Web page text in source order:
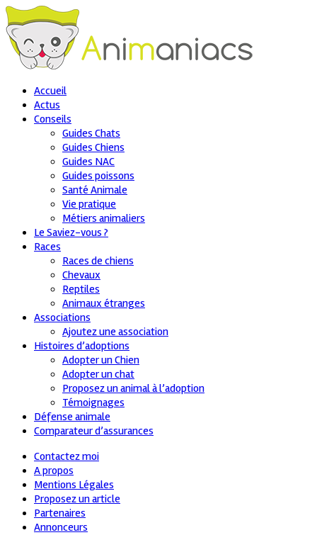
Accueil
Actus
Conseils
Guides Chats
Guides Chiens
Guides NAC
Guides poissons
Santé Animale
Vie pratique
Métiers animaliers
Le Saviez-vous ?
Races
Races de chiens
Chevaux
Reptiles
Animaux étranges
Associations
Ajoutez une association
Histoires d’adoptions
Adopter un Chien
Adopter un chat
Proposez un animal à l’adoption
Témoignages
Défense animale
Comparateur d’assurances
Contactez moi
A propos
Mentions Légales
Proposez un article
Partenaires
Annonceurs